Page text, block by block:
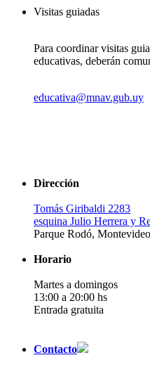
Visitas guiadas
Para coordinar visitas
educativas, deberán
educativa@mnav.gub.uy
Dirección
Tomás Giribaldi 2283
esquina Julio Herrera y
Parque Rodó,
Horario
Martes a domingos
13:00 a 20:00 hs
Entrada gratuita
Contacto